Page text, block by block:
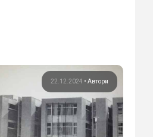
22.12.2024 • Автори